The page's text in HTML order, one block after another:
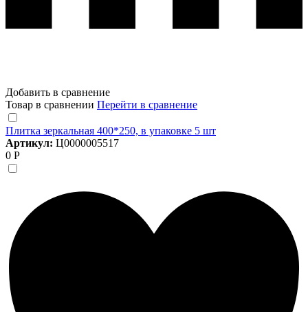
Добавить в сравнение
Товар в сравнении Перейти в сравнение
Плитка зеркальная 400*250, в упаковке 5 шт
Артикул: Ц0000005517
0 Р